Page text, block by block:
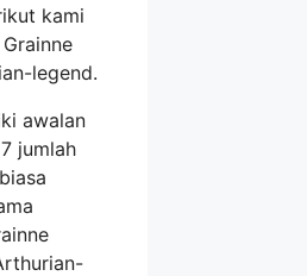
kami
legend.
awalan
jumlah